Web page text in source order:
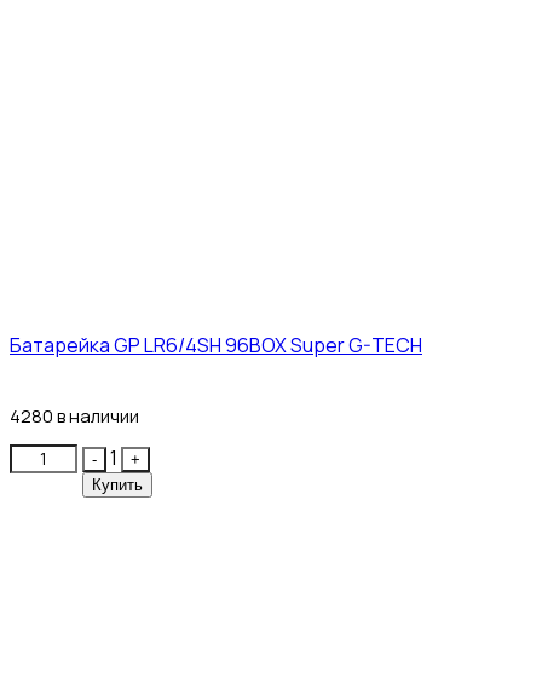
Батарейка GP LR6/4SH 96BOX Super G-TECH
4280 в наличии
Quantity
- 1
+
Купить